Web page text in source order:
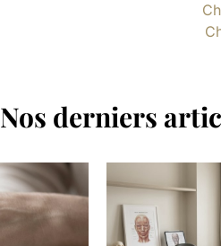
Nos derniers